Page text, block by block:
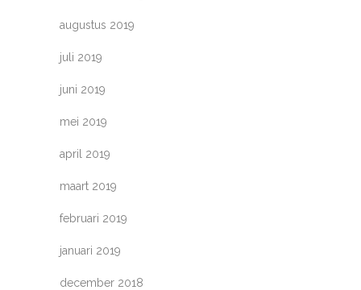
augustus 2019
juli 2019
juni 2019
mei 2019
april 2019
maart 2019
februari 2019
januari 2019
december 2018